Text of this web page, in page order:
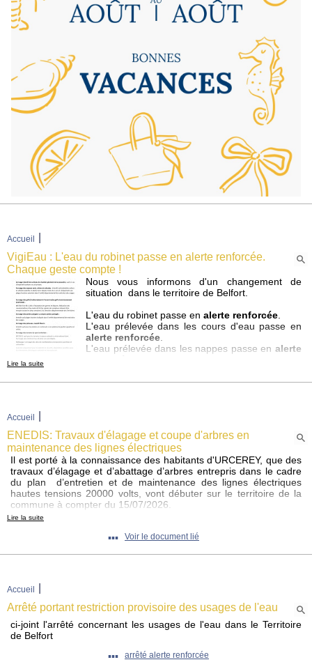
Accueil
VigiEau : L'eau du robinet passe en alerte renforcée.
Chaque geste compte !
Nous vous informons d'un changement de
situation dans le territoire de Belfort.
L'eau du robinet passe en alerte renforcée
L'eau prélevée dans les cours d'eau passe en
alerte renforcée
L'eau prélevée dans les nappes passe en alerte
Cet arrêté est entré en vigueur depuis le 03/07/2026. Cette
ressources en eau.
Lire la suite
Accueil
ENEDIS: Travaux d'élagage et coupe d'arbres en
maintenance des lignes électriques
Il est porté à la connaissance des habitants d'URCEREY, que des
travaux d’élagage et d’abattage d’arbres entrepris dans le cadre
du plan d’entretien et de maintenance des lignes électriques
hautes tensions 20000 volts, vont débuter sur le territoire de la
commune à compter du 15/07/2026.
Ces travaux ont été confiés par ENEDIS, à l’entreprise : SARL
Exploitant forestier habilité à réaliser l’élagage à proximité des
berge afin d’éviter d’être emmenés par le cours d’eau en cas de
crue ou d’inondation.
RAPPEL : Les rémanents issus de l’élagage sont rangés et
laissés à disposition du propriétaire du terrain à qui ils
appartiennent,
l’entreprise n’est pas tenue d’évacuer les produits de coupe.
Lire la suite
▪▪▪ Voir le document lié
Accueil
Arrêté portant restriction provisoire des usages de l'eau
ci-joint l'arrêté concernant les usages de l'eau dans le Territoire
de Belfort
▪▪▪
arrêté alerte renforcée